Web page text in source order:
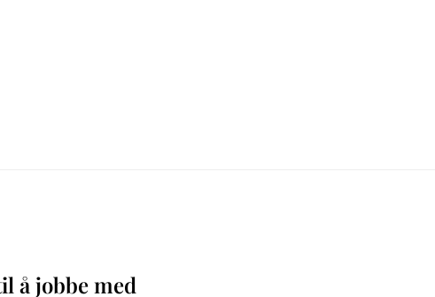
å jobbe med